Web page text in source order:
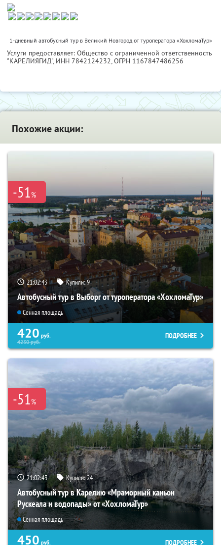
1-дневный автобусный тур в Великий Новгород от туроператора «ХохломаТур»
Услуги предоставляет: Общество с ограниченной ответственность
"КАРЕЛИЯГИД", ИНН 7842124232, ОГРН 1167847486256
Похожие акции:
-51%
21:02:42 Купили:9
Автобусный тур в Выборг от туроператора «ХохломаТур»
Сенная площадь
420 руб.
4230руб.
ПОДРОБНЕЕ
-51%
21:02:42 Купили:24
Автобусный тур в Карелию «Мраморный каньон
Рускеала и водопады» от «ХохломаТур»
Сенная площадь
450 руб. ПОДРОБНЕЕ